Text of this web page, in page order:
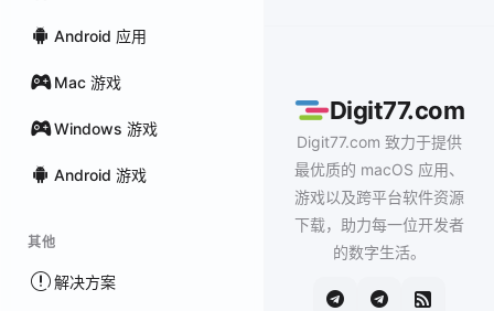
Android 应用
Mac 游戏
Windows 游戏
Android 游戏
其他
解决方案
Digit77.com
Digit77.com 致力于提供
最优质的 macOS 应用、
游戏以及跨平台软件资源
下载，助力每一位开发者
的数字生活。